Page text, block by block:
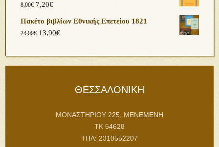
8,00€ 7,20€
Πακέτο βιβλίων Εθνικής Επετείου 1821
24,00€ 13,90€
ΘΕΣΣΑΛΟΝΙΚΗ
ΜΟΝΑΣΤΗΡΙΟΥ 225, ΜΕΝΕΜΕΝΗ
ΤΚ 54628
ΤΗΛ: 2310552207